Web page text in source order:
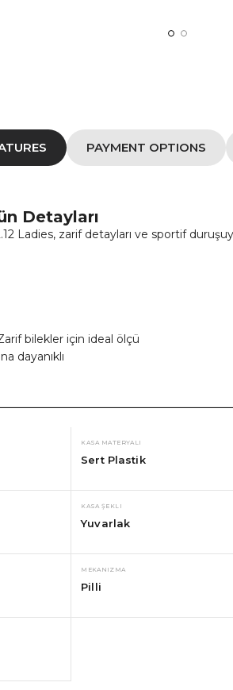
PAYMENT OPTIONS
Detayları
Ladies, zarif detayları ve sportif
bilekler için ideal ölçü
dayanıklı
KASA MATERYALI
Sert Plastik
KASA ŞEKLI
Yuvarlak
MEKANIZMA
Pilli